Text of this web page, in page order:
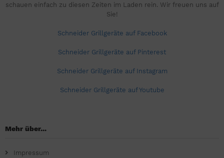
schauen einfach zu diesen Zeiten im Laden rein. Wir freuen uns auf
Sie!
Schneider Grillgeräte auf Facebook
Schneider Grillgeräte auf Pinterest
Schneider Grillgeräte auf Instagram
Schneider Grillgeräte auf Youtube
Mehr über...
Impressum